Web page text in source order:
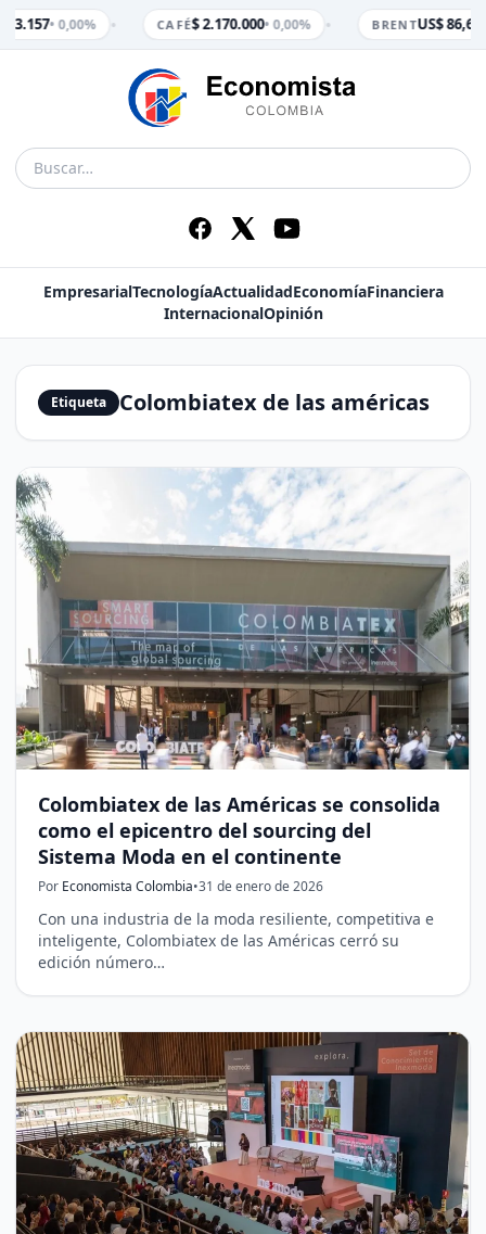
3.157• 0,00% CAFÉ$ 2.170.000• 0,00% BRENTUS$ 86,65
EmpresarialTecnologíaActualidadEconomíaFinanciera
InternacionalOpinión
Etiqueta Colombiatex de las américas
Colombiatex de las Américas se consolida
como el epicentro del sourcing del
Sistema Moda en el continente
Por Economista Colombia•31 de enero de 2026
Con una industria de la moda resiliente, competitiva e
inteligente, Colombiatex de las Américas cerró su
edición número…